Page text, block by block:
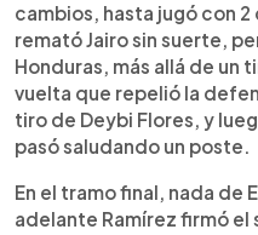
cambios, hasta jugó con
remató Jairo sin suerte,
Honduras, más allá de un
vuelta que repelió la
tiro de Deybi Flores, y
pasó saludando un poste.
En el tramo final, nada de
adelante Ramírez firmó el